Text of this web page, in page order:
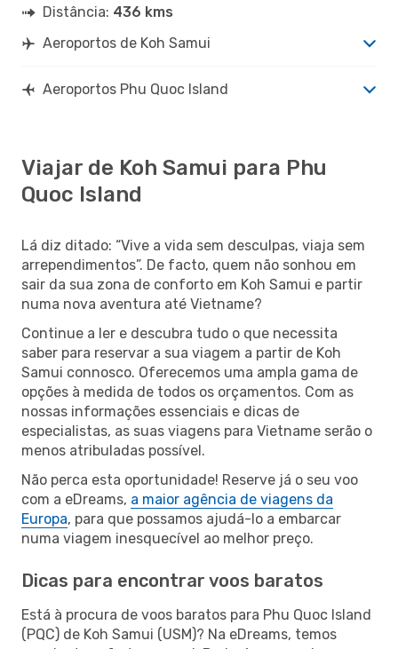
Distância: 436 kms
Aeroportos de Koh Samui
Aeroportos Phu Quoc Island
Viajar de Koh Samui para Phu
Quoc Island
Lá diz ditado: “Vive a vida sem desculpas, viaja sem
arrependimentos”. De facto, quem não sonhou em
sair da sua zona de conforto em Koh Samui e partir
numa nova aventura até Vietname?
Continue a ler e descubra tudo o que necessita
saber para reservar a sua viagem a partir de Koh
Samui connosco. Oferecemos uma ampla gama de
opções à medida de todos os orçamentos. Com as
nossas informações essenciais e dicas de
especialistas, as suas viagens para Vietname serão o
menos atribuladas possível.
Não perca esta oportunidade! Reserve já o seu voo
com a eDreams, a maior agência de viagens da
Europa, para que possamos ajudá-lo a embarcar
numa viagem inesquecível ao melhor preço.
Dicas para encontrar voos baratos
Está à procura de voos baratos para Phu Quoc Island
(PQC) de Koh Samui (USM)? Na eDreams, temos